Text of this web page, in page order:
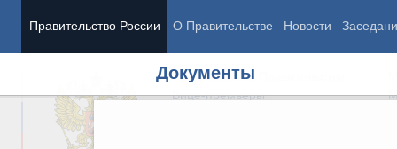
Правительство России О Правительстве Новости
Документы
Председатель Правительства
Вице-премьеры